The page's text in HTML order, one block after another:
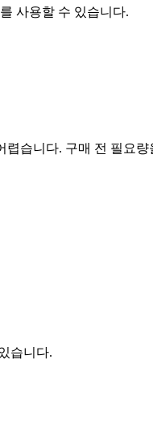
사용할 수 있습니다.
습니다. 구매 전 필요
습니다.